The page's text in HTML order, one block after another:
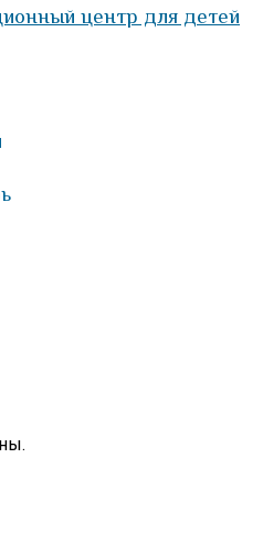
центр для детей